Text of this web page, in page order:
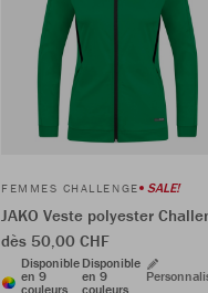
FEMMES CHALLENGE SALE!
JAKO Veste polyester
dès 50,00 CHF
Disponible
en 9
couleurs
Disponible
en 9
couleurs